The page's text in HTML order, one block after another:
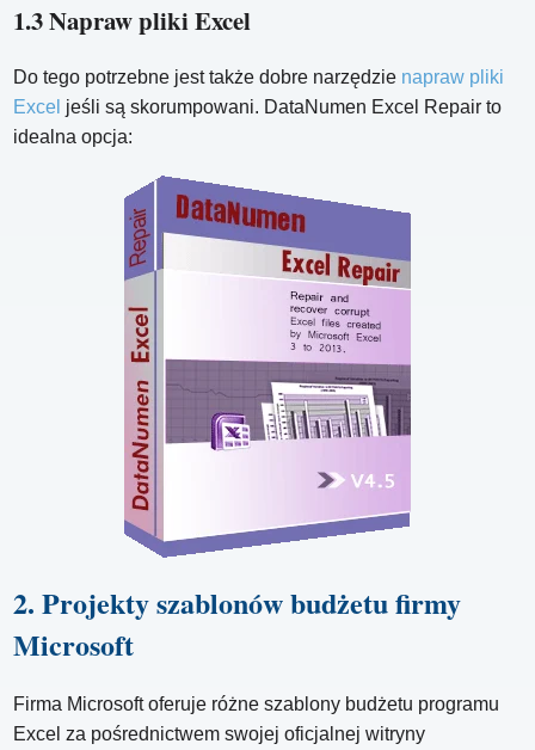
1.3 Napraw pliki Excel
Do tego potrzebne jest także dobre narzędzie napraw pliki
Excel jeśli są skorumpowani. DataNumen Excel Repair to
idealna opcja:
2. Projekty szablonów budżetu firmy
Microsoft
Firma Microsoft oferuje różne szablony budżetu programu
Excel za pośrednictwem swojej oficjalnej witryny